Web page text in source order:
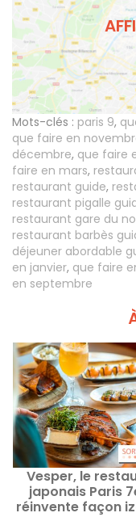
Mots-clés : paris 9,
que faire en
décembre, que faire
faire en mars,
restaurant guide,
restaurant pigalle
restaurant gare du
restaurant barbès
déjeuner abordable
en janvier, que faire
en septembre
Vesper, le
japonais Paris
réinvente façon